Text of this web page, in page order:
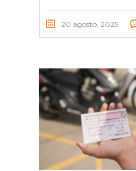
20 agosto, 2025